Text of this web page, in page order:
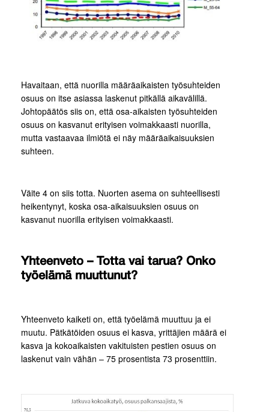
Havaitaan, että nuorilla määräaikaisten työsuhteiden
osuus on itse asiassa laskenut pitkällä aikavälillä.
Johtopäätös siis on, että osa-aikaisten työsuhteiden
osuus on kasvanut erityisen voimakkaasti nuorilla,
mutta vastaavaa ilmiötä ei näy määräaikaisuuksien
suhteen.
Väite 4 on siis totta. Nuorten asema on suhteellisesti
heikentynyt, koska osa-aikaisuuksien osuus on
kasvanut nuorilla erityisen voimakkaasti.
Yhteenveto – Totta vai tarua? Onko
työelämä muuttunut?
Yhteenveto kaiketi on, että työelämä muuttuu ja ei
muutu. Pätkätöiden osuus ei kasva, yrittäjien määrä ei
kasva ja kokoaikaisten vakituisten pestien osuus on
laskenut vain vähän – 75 prosentista 73 prosenttiin.